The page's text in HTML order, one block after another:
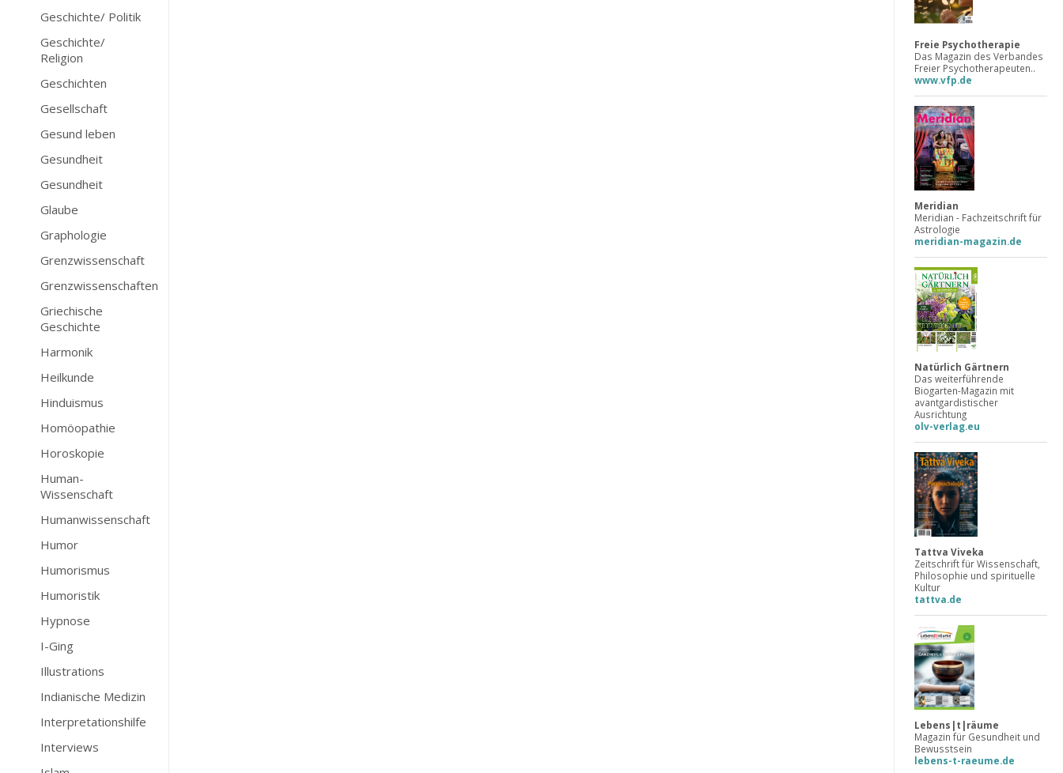
Geschichte/ Politik
Geschichte/
Religion
Geschichten
Gesellschaft
Gesund leben
Gesundheit
Gesundheit
Glaube
Graphologie
Grenzwissenschaft
Grenzwissenschaften
Griechische
Geschichte
Harmonik
Heilkunde
Hinduismus
Homöopathie
Horoskopie
Human-
Wissenschaft
Humanwissenschaft
Humor
Humorismus
Humoristik
Hypnose
I-Ging
Illustrations
Indianische Medizin
Interpretationshilfe
Interviews
Freie Psychotherapie
Das Magazin des Verbandes
Freier Psychotherapeuten..
www.vfp.de
Meridian
Meridian - Fachzeitschrift für
Astrologie
meridian-magazin.de
Natürlich Gärtnern
Das weiterführende
Biogarten-Magazin mit
avantgardistischer
Ausrichtung
olv-verlag.eu
Tattva Viveka
Zeitschrift für Wissenschaft,
Philosophie und spirituelle
Kultur
tattva.de
Lebens|t|räume
Magazin für Gesundheit und
Bewusstsein
lebens-t-raeume.de